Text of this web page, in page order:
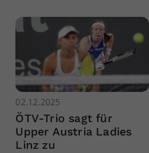
02.12.2025
ÖTV-Trio sagt für
Upper Austria Ladies
Linz zu